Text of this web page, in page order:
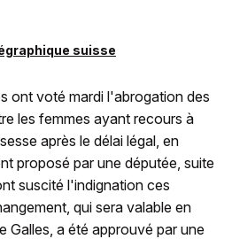
suisse
ont voté mardi l'abrogation des
les femmes ayant recours à
après le délai légal, en
proposé par une députée, suite
suscité l'indignation ces
qui sera valable en
Galles, a été approuvé par une